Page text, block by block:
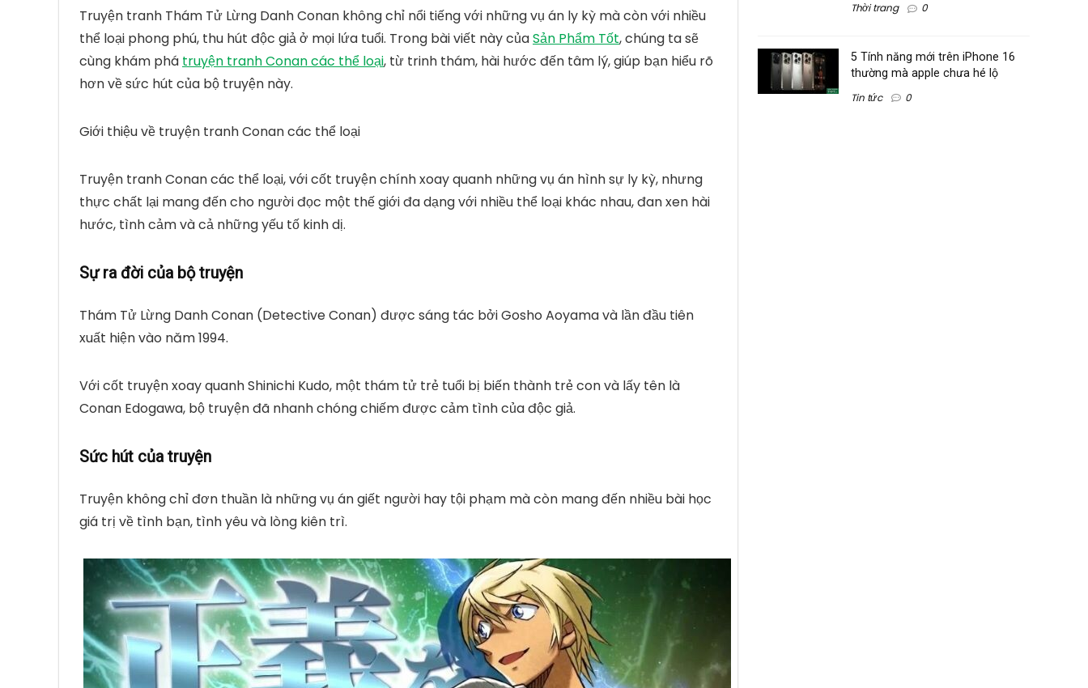
Truyện tranh Thám Tử Lừng Danh Conan không chỉ nổi tiếng với những vụ án ly kỳ mà còn với nhiều
thể loại phong phú, thu hút độc giả ở mọi lứa tuổi. Trong bài viết này củaSản Phẩm Tốt, chúng ta sẽ
cùng khám phá truyện tranh Conan các thể loại, từ trinh thám, hài hước đến tâm lý, giúp bạn hiểu rõ
hơn về sức hút của bộ truyện này.
Giới thiệu về truyện tranh Conan các thể loại
Truyện tranh Conan các thể loại, với cốt truyện chính xoay quanh những vụ án hình sự ly kỳ, nhưng
thực chất lại mang đến cho người đọc một thế giới đa dạng với nhiều thể loại khác nhau, đan xen hài
hước, tình cảm và cả những yếu tố kinh dị.
Sự ra đời của bộ truyện
Thám Tử Lừng Danh Conan (Detective Conan) được sáng tác bởi Gosho Aoyama và lần đầu tiên
xuất hiện vào năm 1994.
Với cốt truyện xoay quanh Shinichi Kudo, một thám tử trẻ tuổi bị biến thành trẻ con và lấy tên là
Conan Edogawa, bộ truyện đã nhanh chóng chiếm được cảm tình của độc giả.
Sức hút của truyện
Truyện không chỉ đơn thuần là những vụ án giết người hay tội phạm mà còn mang đến nhiều bài học
giá trị về tình bạn, tình yêu và lòng kiên trì.
Thời trang 0
5 Tính năng mới trên iPhone 16
thường mà apple chưa hé lộ
Tin tức 0